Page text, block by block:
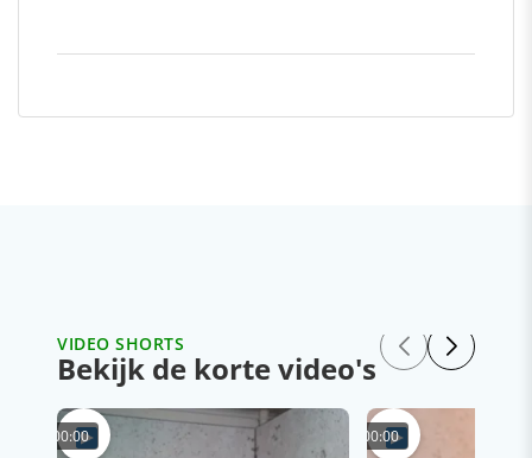
VIDEO SHORTS
Bekijk de korte video's
00:00 00:00